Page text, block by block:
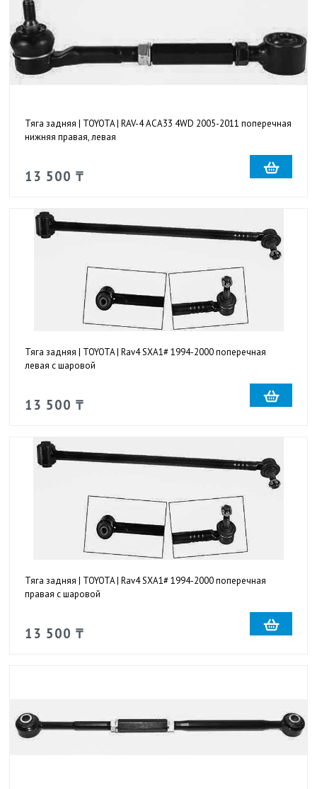
Тяга задняя | TOYOTA | RAV-4 ACA33 4WD 2005-2011 поперечная
нижняя правая, левая
13 500 ₸
Тяга задняя | TOYOTA | Rav4 SXA1# 1994-2000 поперечная
левая с шаровой
13 500 ₸
Тяга задняя | TOYOTA | Rav4 SXA1# 1994-2000 поперечная
правая с шаровой
13 500 ₸